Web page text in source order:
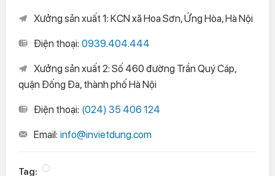
Xưởng sản xuất 1: KCN xã Hoa Sơn, Ứng Hòa, Hà Nội
Điện thoại: 0939.404.444
Xưởng sản xuất 2: Số 460 đường Trần Quý Cáp,
quận Đống Đa, thành phố Hà Nội
Điện thoại: (024) 35 406 124
Email: info@invietdung.com
Tag: